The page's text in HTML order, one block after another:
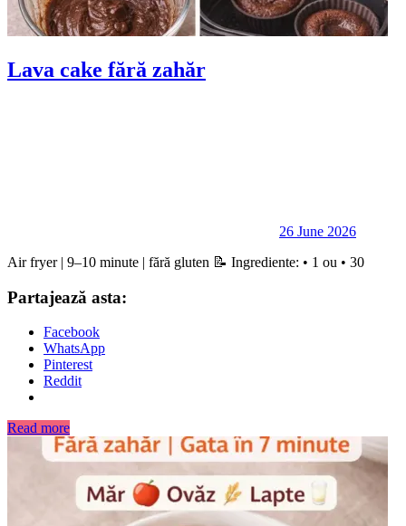
Lava cake fără zahăr
26 June 2026
Air fryer | 9–10 minute | fără gluten 📝 Ingrediente: • 1 ou • 30
Partajează asta:
Facebook
WhatsApp
Pinterest
Reddit
Read more